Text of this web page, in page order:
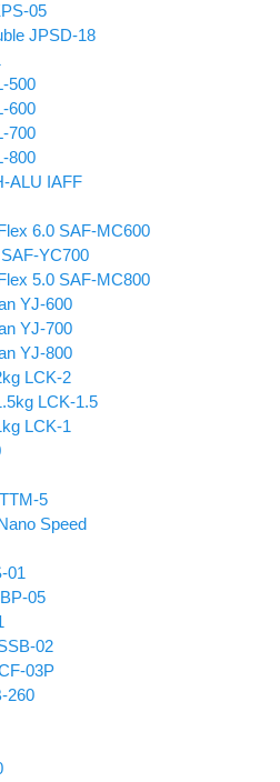
05
JPSD-18
500
600
700
800
ALU IAFF
6.0 SAF-MC600
YC700
5.0 SAF-MC800
YJ-600
YJ-700
YJ-800
LCK-2
LCK-1.5
LCK-1
5
Speed
01
05
02
03P
260